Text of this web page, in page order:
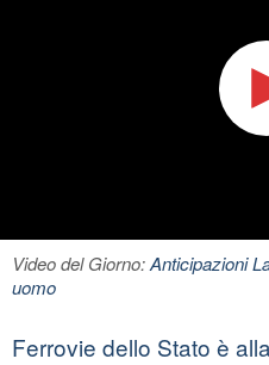
Video del Giorno:Anticipazioni
uomo
Ferrovie dello Stato è alla